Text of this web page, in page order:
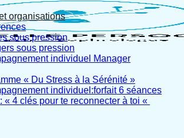
organisations
sous pression
sous pression
individuel Manager
« Du Stress à la Sérénité »
individuel:forfait 6 séances
« 4 clés pour te reconnecter à toi «